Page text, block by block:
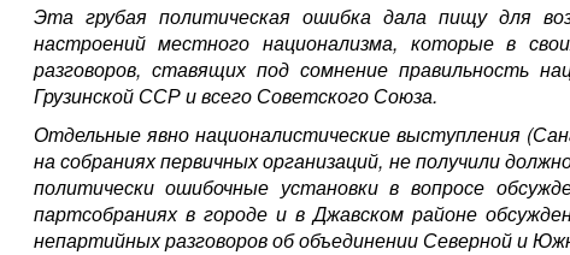
Эта грубая политическая ошибка дала пищу для
настроений местного национализма, которые в
разговоров, ставящих под сомнение правильность
Грузинской ССР и всего Советского Союза.
Отдельные явно националистические выступления
на собраниях первичных организаций, не получили
политически ошибочные установки в вопросе
партсобраниях в городе и в Джавском районе
непартийных разговоров об объединении Северной и